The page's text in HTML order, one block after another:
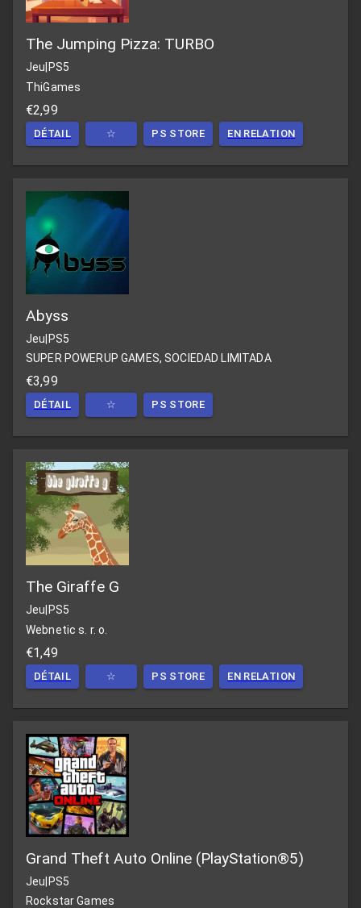
The Jumping Pizza: TURBO
Jeu PS5
ThiGames
€2,99
DÉTAIL ☆ PS STORE EN RELATION
Abyss
Jeu|PS5
SUPER POWERUP GAMES, SOCIEDAD LIMITADA
€3,99
DÉTAIL ☆ PS STORE
The Giraffe G
Jeu PS5
Webnetic s. r. o.
€1,49
DÉTAIL ☆ PS STORE EN RELATION
Grand Theft Auto Online (PlayStation®5)
Jeu|PS5
Rockstar Games